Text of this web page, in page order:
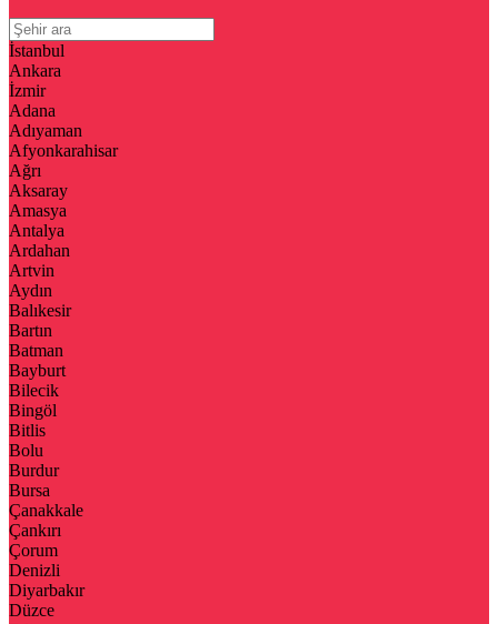
İstanbul
Ankara
İzmir
Adana
Adıyaman
Afyonkarahisar
Ağrı
Aksaray
Amasya
Antalya
Ardahan
Artvin
Aydın
Balıkesir
Bartın
Batman
Bayburt
Bilecik
Bingöl
Bitlis
Bolu
Burdur
Bursa
Çanakkale
Çankırı
Çorum
Denizli
Diyarbakır
Düzce